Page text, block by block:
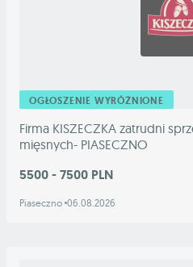
OGŁOSZENIE WYRÓŻNIONE
Firma KISZECZKA zatrudni
mięsnych- PIASECZNO
5500 - 7500 PLN
Piaseczno 06.08.2026